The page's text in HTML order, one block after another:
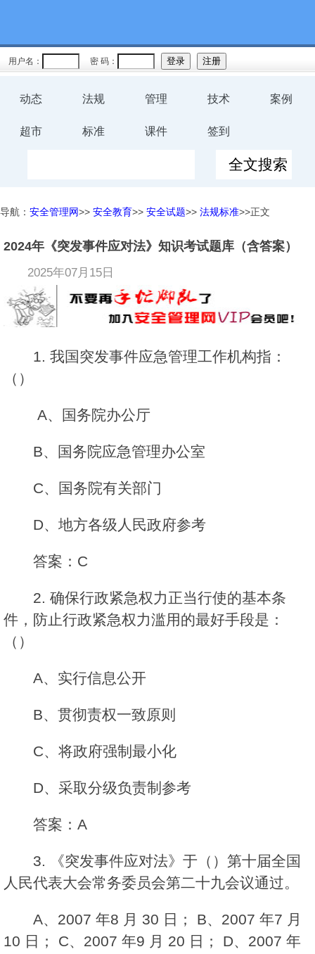
用户名： 密 码：
动态 法规 管理 技术 案例
超市 标准 课件 签到
导航： 安全管理网>> 安全教育>> 安全试题>> 法规标准>>正文
2024年《突发事件应对法》知识考试题库（含答案）
2025年07月15日
1. 我国突发事件应急管理工作机构指：
（）
A、国务院办公厅
B、国务院应急管理办公室
C、国务院有关部门
D、地方各级人民政府参考
答案：C
2. 确保行政紧急权力正当行使的基本条
件，防止行政紧急权力滥用的最好手段是：
（）
A、实行信息公开
B、贯彻责权一致原则
C、将政府强制最小化
D、采取分级负责制参考
答案：A
3. 《突发事件应对法》于（）第十届全国
人民代表大会常务委员会第二十九会议通过。
A、2007 年8 月 30 日； B、2007 年7 月
10 日； C、2007 年9 月 20 日； D、2007 年